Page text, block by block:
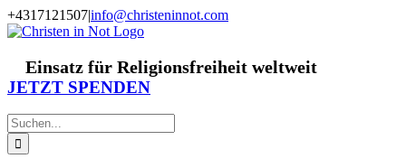
Zum
Inhalt
+4317121507|info@christeninnot.com
Facebook
Instagram
X
Spenden
Newsletter
Einsatz für Religionsfreiheit weltweit
JETZT SPENDEN
Suche
nach: